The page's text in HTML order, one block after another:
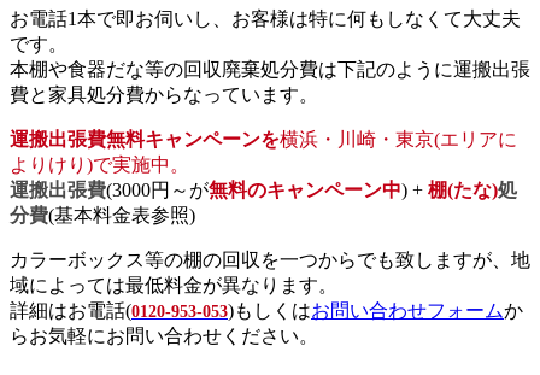
お電話1本で即お伺いし、お客様は特に何もしなくて大丈夫
です。
本棚や食器だな等の回収廃棄処分費は下記のように運搬出張
費と家具処分費からなっています。
運搬出張費無料キャンペーンを横浜・川崎・東京(エリアに
よりけり)で実施中。
運搬出張費(3000円～が無料のキャンペーン中) + 棚(たな)処
分費(基本料金表参照)
カラーボックス等の棚の回収を一つからでも致しますが、地
域によっては最低料金が異なります。
詳細はお電話(0120-953-053)もしくはお問い合わせフォームか
らお気軽にお問い合わせください。